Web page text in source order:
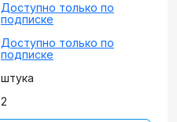
Доступно только по
подписке
Доступно только по
подписке
штука
2